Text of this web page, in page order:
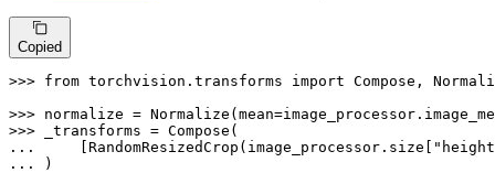
Copied
>>> from torchvision.transforms import Compose,
>>>
>>>
...
    [RandomResizedCrop(image_processor.size[
...
)